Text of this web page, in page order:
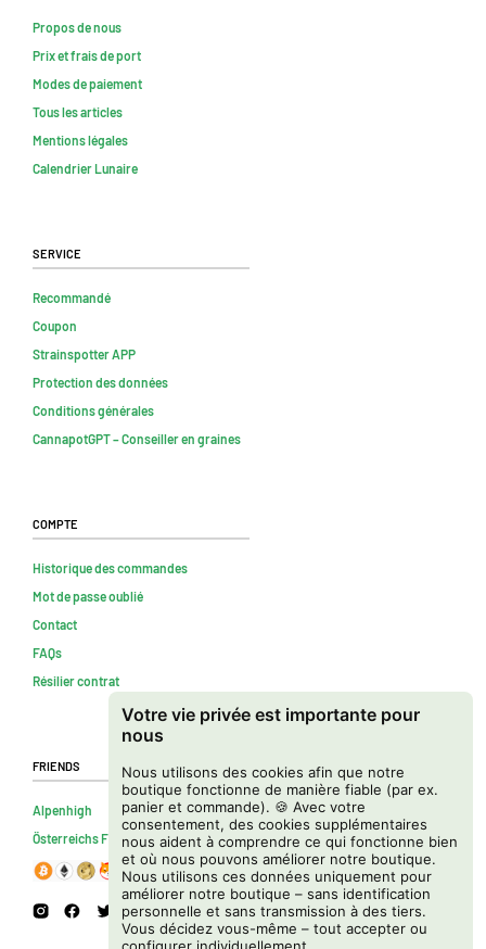
Votre vie privée est importante pour
nous
Nous utilisons des cookies afin que notre
boutique fonctionne de manière fiable (par ex.
panier et commande). 🍪 Avec votre
consentement, des cookies supplémentaires
nous aident à comprendre ce qui fonctionne bien
et où nous pouvons améliorer notre boutique.
Nous utilisons ces données uniquement pour
améliorer notre boutique – sans identification
personnelle et sans transmission à des tiers.
Vous décidez vous-même – tout accepter ou
Propos de nous
Prix et frais de port
Modes de paiement
Tous les articles
Mentions légales
Calendrier Lunaire
Service
Recommandé
Coupon
Strainspotter APP
Protection des données
Conditions générales
CannapotGPT – Conseiller en graines
Compte
Historique des commandes
Mot de passe oublié
Contact
FAQs
Résilier contrat
Friends
Alpenhigh
Österreichs Firmenverzeichnis